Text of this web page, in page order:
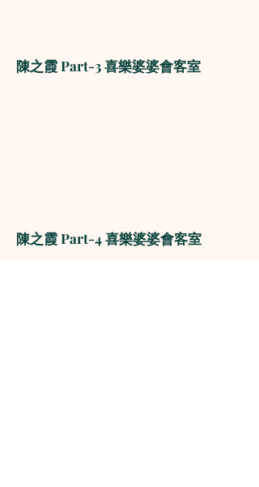
陳之霞 Part-3 喜樂婆婆會客室
陳之霞 Part-4 喜樂婆婆會客室